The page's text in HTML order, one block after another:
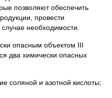
позволяют обеспечить
провести
необходимости.
опасным объектом III
два химически опасных
соляной и азотной кислоты;